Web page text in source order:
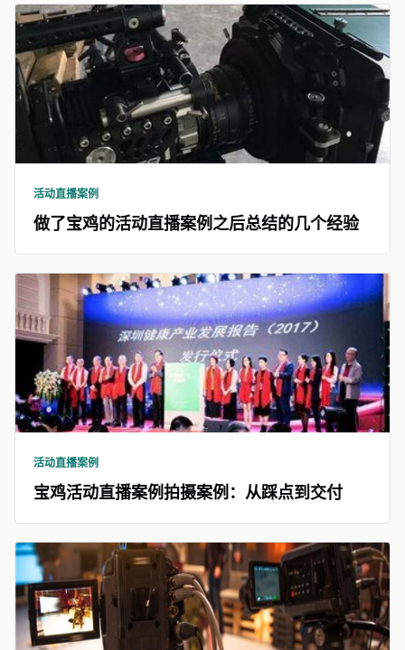
活动直播案例
做了宝鸡的活动直播案例之后总结的几个经验
活动直播案例
宝鸡活动直播案例拍摄案例：从踩点到交付